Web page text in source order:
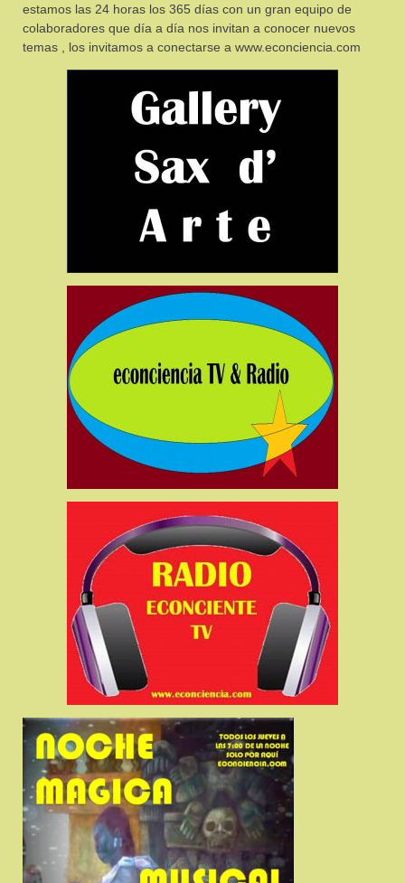
estamos las 24 horas los 365 días con un gran equipo de
colaboradores que día a día nos invitan a conocer nuevos
temas , los invitamos a conectarse a www.econciencia.com